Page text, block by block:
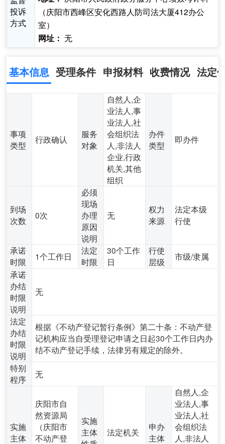
投诉
方式
（庆阳市西峰区安化西路人防司法大厦412办公
室）
网址： 无
基本信息 受理条件 申报材料 收费情况 法定
事项
类型
行政确认
服务
对象
自然人,企
业法人,事
业法人,社
会组织法
人,非法人
企业,行政
机关,其他
组织
办件
类型
即办件
到场
次数
0次
必须
现场
办理
原因
说明
无
权力
来源
法定本级
行使
承诺
时限
1个工作日
法定
时限
30个工作
日
行使
层级
市级/隶属
承诺
办结
时限
说明
无
法定
办结
时限
说明
根据《不动产登记暂行条例》第二十条：不动产登
记机构应当自受理登记申请之日起30个工作日内办
结不动产登记手续，法律另有规定的除外。
特别
程序
无
实施
主体
庆阳市自
然资源局
（庆阳市
不动产登
实施
主体
法定机关
申办
主体
自然人,企
业法人,事
业法人,社
会组织法
人,非法人